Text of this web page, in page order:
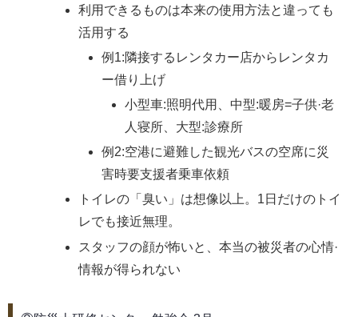
利用できるものは本来の使用方法と違っても
活用する
例1:隣接するレンタカー店からレンタカ
ー借り上げ
小型車:照明代用、中型:暖房=子供·老
人寝所、大型:診療所
例2:空港に避難した観光バスの空席に災
害時要支援者乗車依頼
トイレの「臭い」は想像以上。1日だけのトイ
レでも接近無理。
スタッフの顔が怖いと、本当の被災者の心情·
情報が得られない